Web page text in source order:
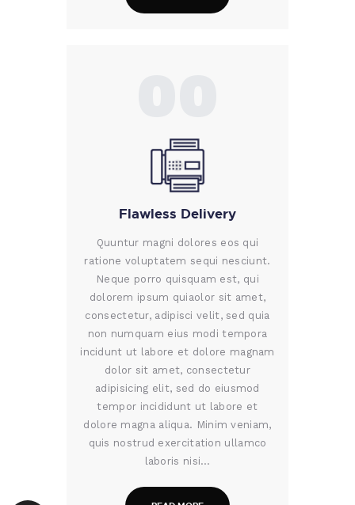
Flawless Delivery
Quuntur magni dolores eos qui
ratione voluptatem sequi nesciunt.
Neque porro quisquam est, qui
dolorem ipsum quiaolor sit amet,
consectetur, adipisci velit, sed quia
non numquam eius modi tempora
incidunt ut labore et dolore magnam
dolor sit amet, consectetur
adipisicing elit, sed do eiusmod
tempor incididunt ut labore et
dolore magna aliqua. Minim veniam,
quis nostrud exercitation ullamco
laboris nisi…